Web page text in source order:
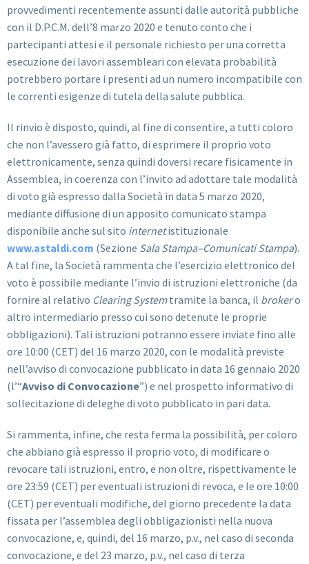
provvedimenti recentemente assunti dalle autorità pubbliche
con il D.P.C.M. dell’8 marzo 2020 e tenuto conto che i
partecipanti attesi e il personale richiesto per una corretta
esecuzione dei lavori assembleari con elevata probabilità
potrebbero portare i presenti ad un numero incompatibile con
le correnti esigenze di tutela della salute pubblica.
Il rinvio è disposto, quindi, al fine di consentire, a tutti coloro
che non l’avessero già fatto, di esprimere il proprio voto
elettronicamente, senza quindi doversi recare fisicamente in
Assemblea, in coerenza con l’invito ad adottare tale modalità
di voto già espresso dalla Società in data 5 marzo 2020,
mediante diffusione di un apposito comunicato stampa
disponibile anche sul sito internetistituzionale
www.astaldi.com (Sezione Sala Stampa–Comunicati Stampa).
A tal fine, la Società rammenta che l’esercizio elettronico del
voto è possibile mediante l’invio di istruzioni elettroniche (da
fornire al relativo Clearing Systemtramite la banca, il brokero
altro intermediario presso cui sono detenute le proprie
obbligazioni). Tali istruzioni potranno essere inviate fino alle
ore 10:00 (CET) del 16 marzo 2020, con le modalità previste
nell’avviso di convocazione pubblicato in data 16 gennaio 2020
(l’“Avviso di Convocazione”) e nel prospetto informativo di
sollecitazione di deleghe di voto pubblicato in pari data.
Si rammenta, infine, che resta ferma la possibilità, per coloro
che abbiano già espresso il proprio voto, di modificare o
revocare tali istruzioni, entro, e non oltre, rispettivamente le
ore 23:59 (CET) per eventuali istruzioni di revoca, e le ore 10:00
(CET) per eventuali modifiche, del giorno precedente la data
fissata per l’assemblea degli obbligazionisti nella nuova
convocazione, e, quindi, del 16 marzo, p.v., nel caso di seconda
convocazione, e del 23 marzo, p.v., nel caso di terza